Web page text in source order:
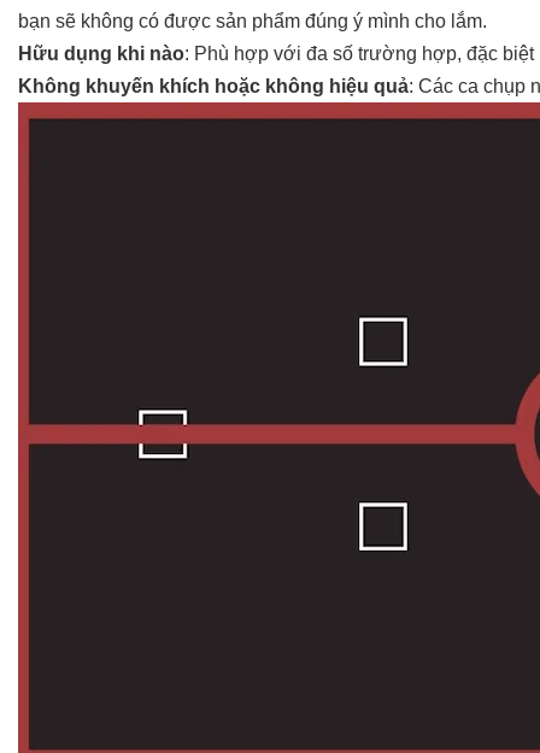
bạn sẽ không có được sản phẩm đúng ý mình cho lắm.
Hữu dụng khi nào: Phù hợp với đa số trường hợp, đặc biệt
Không khuyến khích hoặc không hiệu quả: Các ca chụp